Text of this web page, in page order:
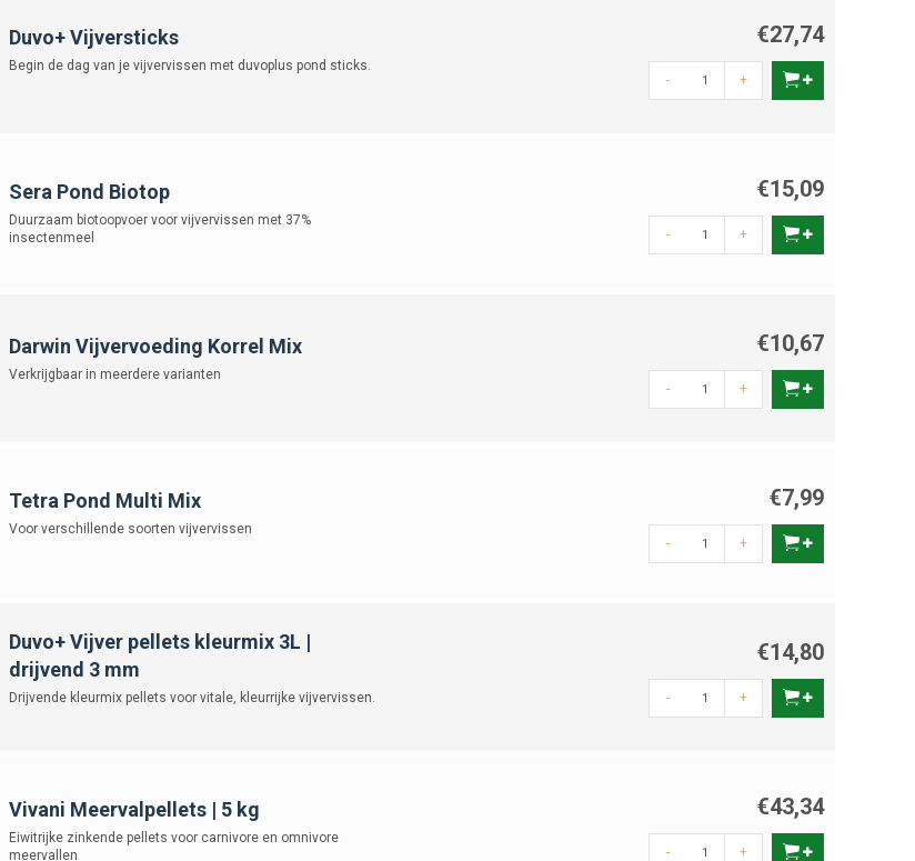
Duvo+ Vijversticks
Begin de dag van je vijvervissen met duvoplus pond sticks.
€27,74
- +
Sera Pond Biotop
Duurzaam biotoopvoer voor vijvervissen met 37%
insectenmeel
€15,09
- +
Darwin Vijvervoeding Korrel Mix
Verkrijgbaar in meerdere varianten
€10,67
- +
Tetra Pond Multi Mix
Voor verschillende soorten vijvervissen
€7,99
- +
Duvo+ Vijver pellets kleurmix 3L |
drijvend 3 mm
Drijvende kleurmix pellets voor vitale, kleurrijke vijvervissen.
€14,80
- +
Vivani Meervalpellets | 5 kg
Eiwitrijke zinkende pellets voor carnivore en omnivore
meervallen
€43,34
- +